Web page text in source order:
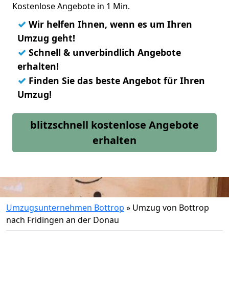
Kostenlose Angebote in 1 Min.
✓ Wir helfen Ihnen, wenn es um Ihren
Umzug geht!
✓ Schnell & unverbindlich Angebote
erhalten!
✓ Finden Sie das beste Angebot für Ihren
Umzug!
blitzschnell kostenlose Angebote
erhalten
Umzugsunternehmen Bottrop » Umzug von Bottrop
nach Fridingen an der Donau